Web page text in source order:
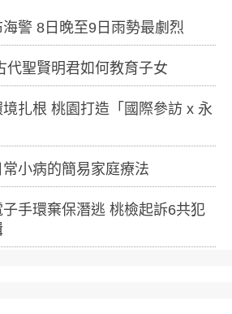
警 8日晚至9日雨勢最劇烈
代聖賢明君如何教育子女
扎根 桃園打造「國際參訪 x 永
常小病的簡易家庭療法
手環棄保潛逃 桃檢起訴6共犯